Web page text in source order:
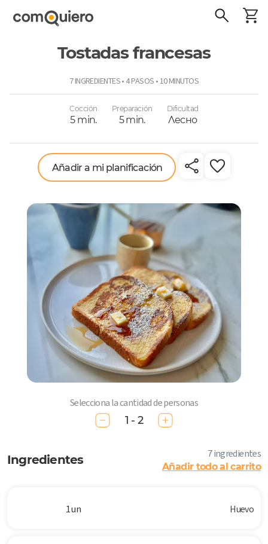
Tostadas francesas
7 INGREDIENTES • 4 PASOS • 10 MINUTOS
Cocción
5 min.
Preparación
5 min.
Dificultad
Лесно
Añadir a mi planificación
Selecciona la cantidad de personas
1 - 2
Ingredientes 7 ingredientes
Añadir todo al carrito
1 un Huevo